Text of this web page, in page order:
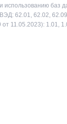
использованию баз
62.01, 62.02,
11.05.2023): 1.01,